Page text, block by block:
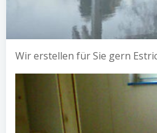
Wir erstellen für Sie gern